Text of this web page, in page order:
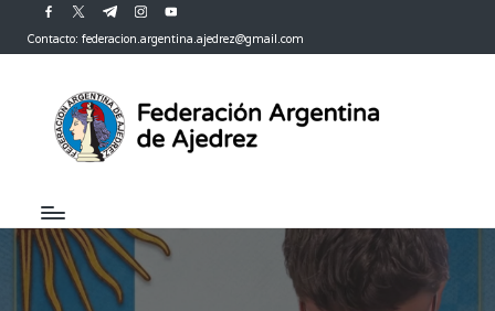
Saltar
contenido
facebook.com
twitter.com
t.me instagram.com
youtube.com
Contacto: federacion.argentina.ajedrez@gmail.com